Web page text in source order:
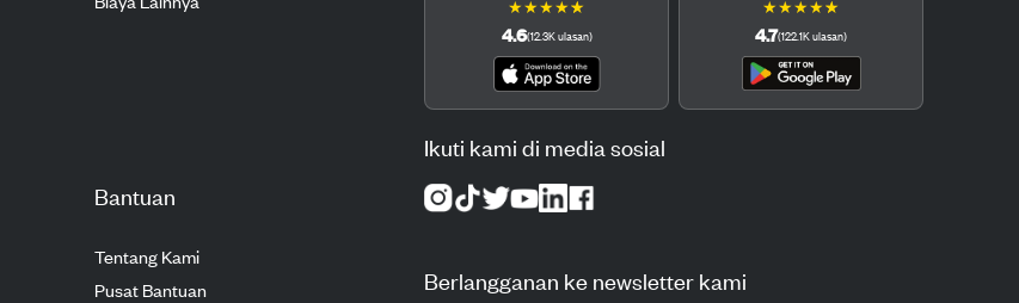
Bantuan
Tentang Kami
Pusat Bantuan
★★★★★
4.6(12.3Kulasan)
★★★★★
4.7(122.1Kulasan)
Ikuti kami di media sosial
Berlangganan ke newsletter kami